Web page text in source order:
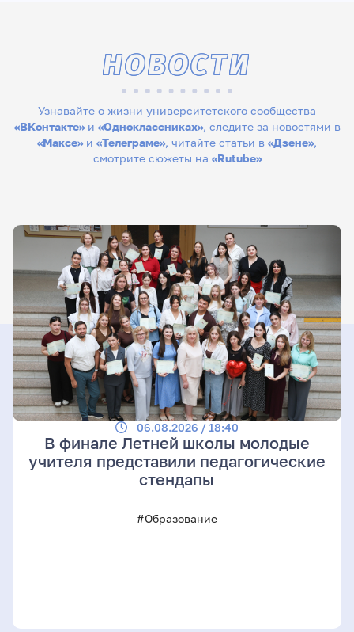
Узнавайте о жизни университетского сообщества
«ВКонтакте»и «Одноклассниках», следите за новостями в
«Максе» и «Телеграме», читайте статьи в «Дзене»,
смотрите сюжеты на «Rutube»
НОВОСТИ
06.08.2026 / 18:40
В финале Летней школы молодые
учителя представили педагогические
стендапы
#Образование